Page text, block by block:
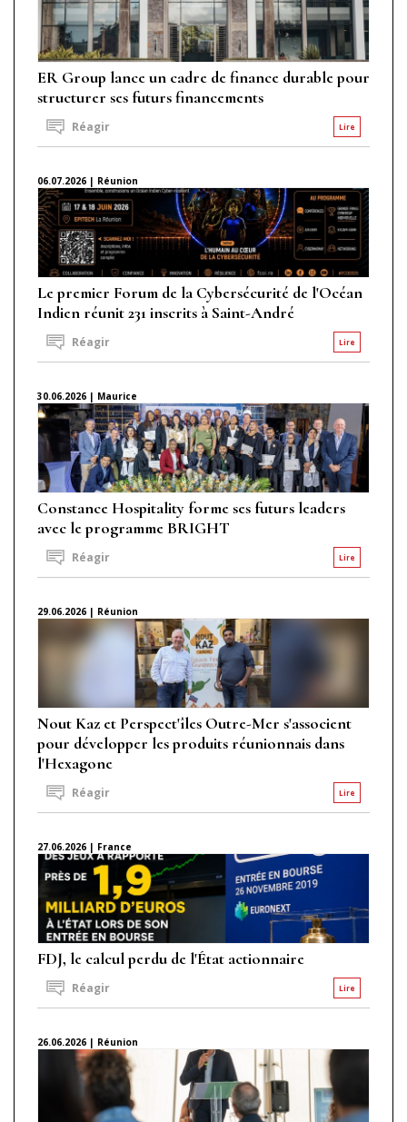
ER Group lance un cadre de finance durable pour
structurer ses futurs financements
Lire
Réagir
06.07.2026 | Réunion
Le premier Forum de la Cybersécurité de l'Océan
Indien réunit 231 inscrits à Saint-André
Lire
Réagir
30.06.2026 | Maurice
Constance Hospitality forme ses futurs leaders
avec le programme BRIGHT
Lire
Réagir
29.06.2026 | Réunion
Nout Kaz et Perspect'îles Outre-Mer s'associent
pour développer les produits réunionnais dans
l'Hexagone
Lire
Réagir
27.06.2026 | France
FDJ, le calcul perdu de l'État actionnaire
Lire
Réagir
26.06.2026 | Réunion